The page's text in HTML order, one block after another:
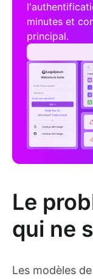
minutes et
principal.
Le
qui ne
Les modèles